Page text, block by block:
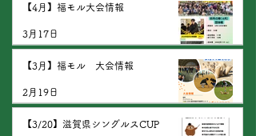
【4月】福モル大会情報
3月17日
【3月】福モル 大会情報
2月19日
【3/20】滋賀県シングルスCUP